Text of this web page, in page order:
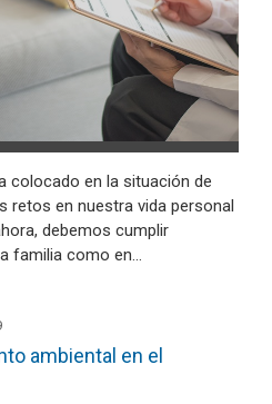
colocado en la situación de
retos en nuestra vida personal
debemos cumplir
familia como en…
ambiental en el